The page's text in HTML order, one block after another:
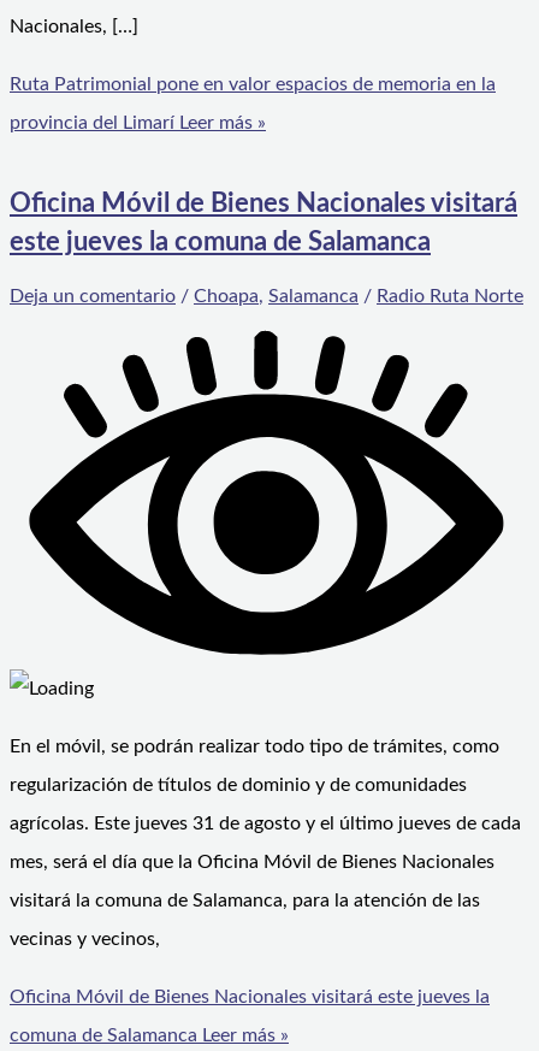
Nacionales, […]
Ruta Patrimonial pone en valor espacios de memoria en la
provincia del Limarí Leer más »
Oficina Móvil de Bienes Nacionales visitará
este jueves la comuna de Salamanca
Deja un comentario / Choapa, Salamanca / Radio Ruta Norte
En el móvil, se podrán realizar todo tipo de trámites, como
regularización de títulos de dominio y de comunidades
agrícolas. Este jueves 31 de agosto y el último jueves de cada
mes, será el día que la Oficina Móvil de Bienes Nacionales
visitará la comuna de Salamanca, para la atención de las
vecinas y vecinos,
Oficina Móvil de Bienes Nacionales visitará este jueves la
comuna de Salamanca Leer más »